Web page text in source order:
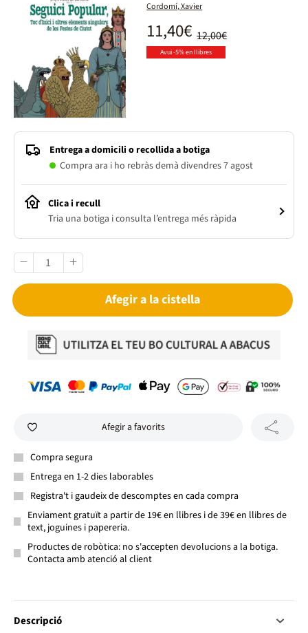
Cordomí, Xavier
12,00€
11,40€
Avui -5% en llibres
Entrega a domicili o recollida a botiga
Compra ara i ho rebràs demà divendres 7 agost
Clica i recull
Tria una botiga i consulta l’entrega més ràpida
Afegir a la cistella
Afegir a favorits
Compra segura
Entrega en 1-2 dies laborables
Registra't i gaudeix de descomptes en cada compra
Enviament gratuït a partir de 19€ en llibres i de 39€ en llibres de
text, joguines i papereria.
Productes de robòtica: no s'accepten devolucions a la botiga.
Contacta amb atenció al client
Descripció